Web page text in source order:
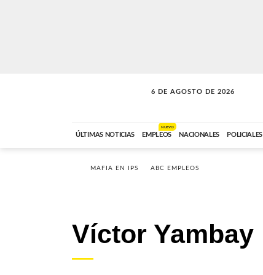
6 DE AGOSTO DE 2026
VITAMINAS
ÚLTIMAS NOTICIAS EMPLEOS
NUEVO
NACIONALES POLICIALES
MAFIA EN IPS ABC EMPLEOS
Víctor Yambay